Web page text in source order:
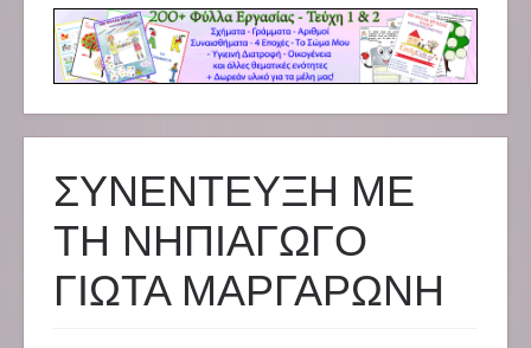
ΣΥΝΕΝΤΕΥΞΗ ΜΕ
ΤΗ ΝΗΠΙΑΓΩΓΟ
ΓΙΩΤΑ ΜΑΡΓΑΡΩΝΗ